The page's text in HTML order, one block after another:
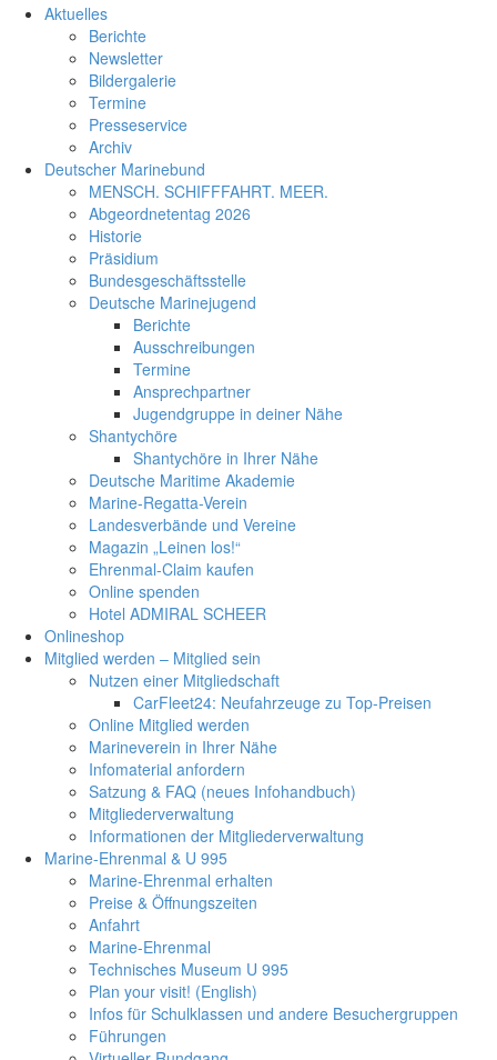
Aktuelles
Berichte
Newsletter
Bildergalerie
Termine
Presseservice
Archiv
Deutscher Marinebund
MENSCH. SCHIFFFAHRT. MEER.
Abgeordnetentag 2026
Historie
Präsidium
Bundesgeschäftsstelle
Deutsche Marinejugend
Berichte
Ausschreibungen
Termine
Ansprechpartner
Jugendgruppe in deiner Nähe
Shantychöre
Shantychöre in Ihrer Nähe
Deutsche Maritime Akademie
Marine-Regatta-Verein
Landesverbände und Vereine
Magazin „Leinen los!“
Ehrenmal-Claim kaufen
Online spenden
Hotel ADMIRAL SCHEER
Onlineshop
Mitglied werden – Mitglied sein
Nutzen einer Mitgliedschaft
CarFleet24: Neufahrzeuge zu Top-Preisen
Online Mitglied werden
Marineverein in Ihrer Nähe
Infomaterial anfordern
Satzung & FAQ (neues Infohandbuch)
Mitgliederverwaltung
Informationen der Mitgliederverwaltung
Marine-Ehrenmal & U 995
Marine-Ehrenmal erhalten
Preise & Öffnungszeiten
Anfahrt
Marine-Ehrenmal
Technisches Museum U 995
Plan your visit! (English)
Infos für Schulklassen und andere Besuchergruppen
Führungen